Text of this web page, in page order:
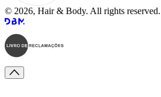
© 2026, Hair & Body. All rights reserved.